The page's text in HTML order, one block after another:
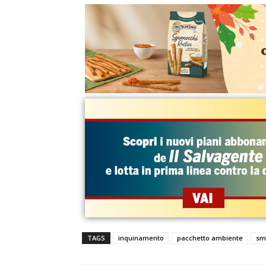
TAGS inquinamento pacchetto ambiente